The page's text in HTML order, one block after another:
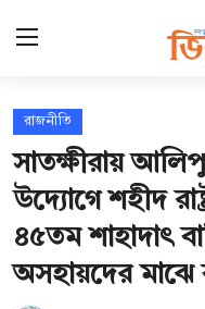
Login
হোম
ছবি ঘর
Contact
রাজনীতি
সাতক্ষীরায়
উদ্যোগে শহীদ
৪৫তম শাহাদাৎ
অসহায়দের মাঝে